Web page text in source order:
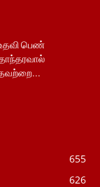
பெண்
655
626